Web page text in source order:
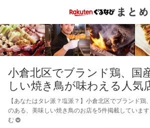
小倉北区でブランド鶏、国
しい焼き鳥が味わえる人気
【あなたはタレ派？塩派？】小倉北区でブランド鶏
のある、美味しい焼き鳥のお店を5件掲載していま
む